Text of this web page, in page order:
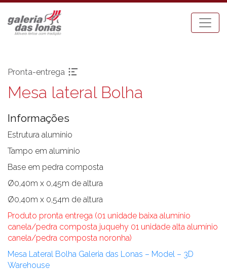
Pronta-entrega
Pronta-entrega
Aparadores
Balanços
Bancos
Cadeiras com braço
Cadeiras sem braço
Chaises
Carro Bar
Coleção Resort
Espreguiçadeiras
Tenda Riviera
Toldos e Cortinas
Mesa lateral Bolha
Informações
Estrutura alumínio
Tampo em alumínio
Base em pedra composta
Ø0,40m x 0,45m de altura
Ø0,40m x 0,54m de altura
Produto pronta entrega (01 unidade baixa alumínio
canela/pedra composta juquehy 01 unidade alta alumínio
canela/pedra composta noronha)
Mesa Lateral Bolha Galeria das Lonas – Model – 3D
Warehouse